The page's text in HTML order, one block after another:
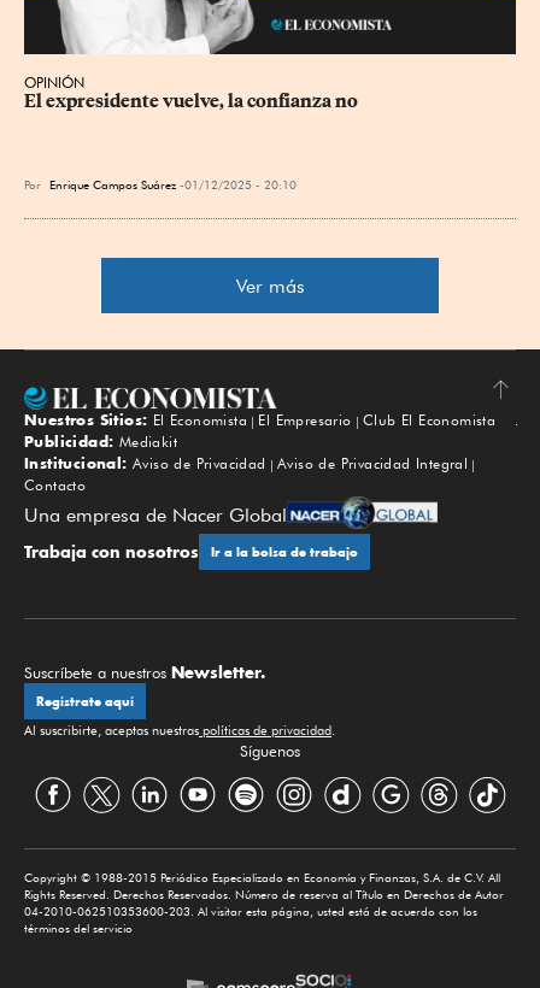
OPINIÓN
El expresidente vuelve, la confianza no
Por Enrique Campos Suárez 01/12/2025 - 20:10
Ver más
Subir
Nuestros Sitios: El Economista El Empresario
Club El Economista
Publicidad: Mediakit
Institucional: Aviso de Privacidad
Aviso de Privacidad Integral
Contacto
Una empresa de Nacer Global
Trabaja con nosotros Ir a la bolsa de trabajo
Suscríbete a nuestros Newsletter.
Regístrate aquí
Al suscribirte, aceptas nuestras políticas de privacidad.
Síguenos
Copyright © 1988-2015 Periódico Especializado en Economía y Finanzas, S.A. de C.V. All
Rights Reserved. Derechos Reservados. Número de reserva al Título en Derechos de Autor
04-2010-062510353600-203. Al visitar esta página, usted está de acuerdo con los
términos del servicio